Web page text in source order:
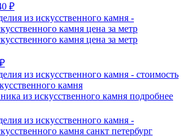
₽
камня цена за метр
из искусственного камня подробнее